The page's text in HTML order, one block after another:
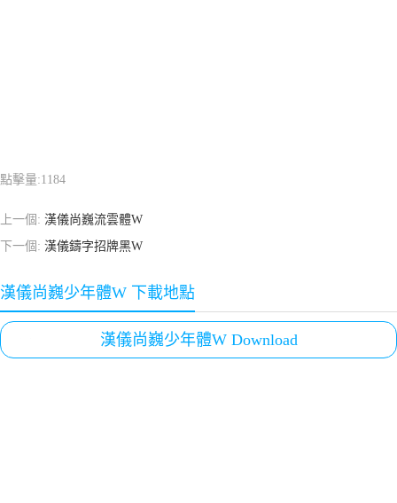
點擊量:1184
上一個: 漢儀尚巍流雲體W
下一個: 漢儀鑄字招牌黑W
漢儀尚巍少年體W 下載地點
漢儀尚巍少年體W Download